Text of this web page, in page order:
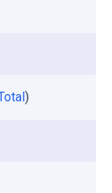
)